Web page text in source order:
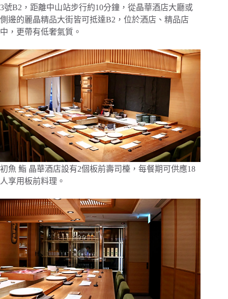
3號B2，距離中山站步行約10分鐘，從晶華酒店大廳或
側邊的麗晶精品大街皆可抵達B2，位於酒店、精品店
中，更帶有低奢氣質。
初魚 鮨 晶華酒店設有2個板前壽司檯，每餐期可供應18
人享用板前料理。